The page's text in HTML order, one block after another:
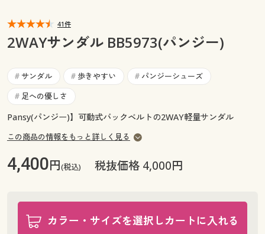
マイページ
お気に入り
サポート
閲覧履歴
サポート
ご利用ガイド
41件
2WAYサンダル BB5973(パンジー)
# サンダル # 歩きやすい # パンジーシューズ
# 足への優しさ
Pansy(パンジー)】可動式バックベルトの2WAY軽量サンダル
この商品の情報をもっと詳しく見る
4,400円(税込) 税抜価格 4,000円
カラー・サイズを選択しカートに入れる